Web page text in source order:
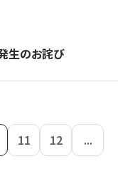
生のお詫び
11 12
...